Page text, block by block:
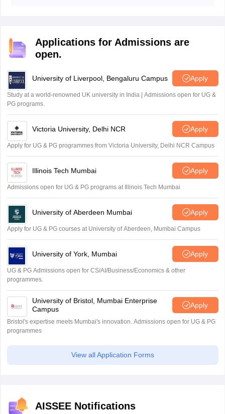
Applications for Admissions are
open.
University of Liverpool, Bengaluru Campus Apply
Study at a world-renowned UK university in India | Admissions open for UG &
PG programs.
Victoria University, Delhi NCR Apply
Apply for UG & PG programmes from Victoria University, Delhi NCR Campus
Illinois Tech Mumbai Apply
Admissions open for UG & PG programs at Illinois Tech Mumbai
University of Aberdeen Mumbai Apply
Apply for UG & PG courses at University of Aberdeen, Mumbai Campus
University of York, Mumbai Apply
UG & PG Admissions open for CS/AI/Business/Economics & other
programmes.
University of Bristol, Mumbai Enterprise
Campus
Apply
Bristol's expertise meets Mumbai's innovation. Admissions open for UG & PG
programmes
View all Application Forms
AISSEE Notifications